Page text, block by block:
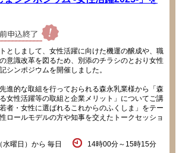
としまして、女性活躍に向けた機運の醸成や、職
意識改革を図るため、別添のチラシのとおり女性
シンポジウムを開催しました。
進的な取組を行っておられる森永乳業様から「森
女性活躍等の取組と企業メリット」についてご講
者・女性に選ばれるこれからのふくしま」をテー
ロールモデルの方や知事を交えたトークセッショ
曜日）から 毎日 14時00分～15時15分